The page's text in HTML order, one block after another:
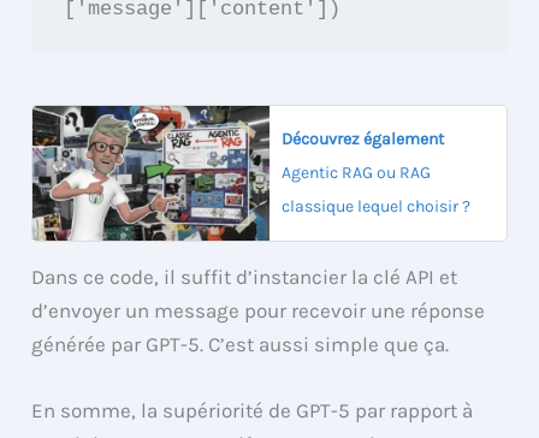
Découvrez également
Agentic RAG ou RAG
classique lequel choisir ?
Dans ce code, il suffit d’instancier la clé API et
d’envoyer un message pour recevoir une réponse
générée par GPT-5. C’est aussi simple que ça.
En somme, la supériorité de GPT-5 par rapport à